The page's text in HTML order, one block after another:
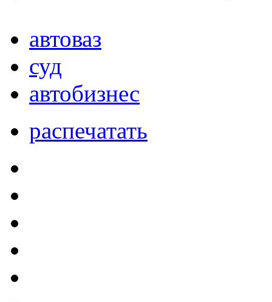
автоваз
суд
автобизнес
распечатать